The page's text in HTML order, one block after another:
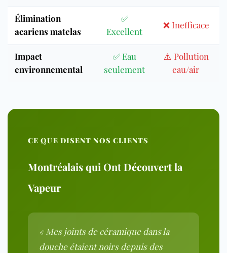
Élimination
acariens matelas
✅
Excellent
❌ Inefficace
Impact
environnemental
✅ Eau
seulement
⚠️ Pollution
eau/air
CE QUE DISENT NOS CLIENTS
Montréalais qui Ont Découvert la
Vapeur
« Mes joints de céramique dans la
douche étaient noirs depuis des